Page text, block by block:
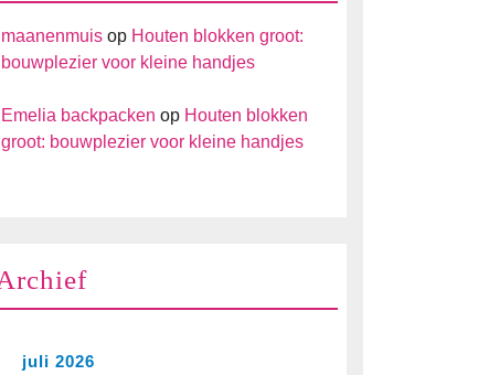
maanenmuis op Houten blokken groot:
bouwplezier voor kleine handjes
Emelia backpacken op Houten blokken
groot: bouwplezier voor kleine handjes
juli 2026